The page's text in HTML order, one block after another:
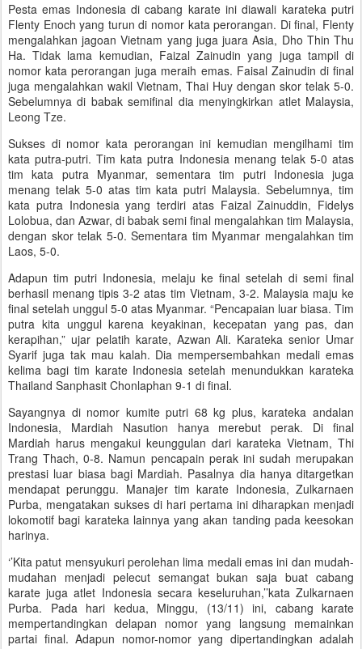
Pesta emas Indonesia di cabang karate ini diawali karateka putri
Flenty Enoch yang turun di nomor kata perorangan. Di final, Flenty
mengalahkan jagoan Vietnam yang juga juara Asia, Dho Thin Thu
Ha. Tidak lama kemudian, Faizal Zainudin yang juga tampil di
nomor kata perorangan juga meraih emas. Faisal Zainudin di final
juga mengalahkan wakil Vietnam, Thai Huy dengan skor telak 5-0.
Sebelumnya di babak semifinal dia menyingkirkan atlet Malaysia,
Leong Tze.
Sukses di nomor kata perorangan ini kemudian mengilhami tim
kata putra-putri. Tim kata putra Indonesia menang telak 5-0 atas
tim kata putra Myanmar, sementara tim putri Indonesia juga
menang telak 5-0 atas tim kata putri Malaysia. Sebelumnya, tim
kata putra Indonesia yang terdiri atas Faizal Zainuddin, Fidelys
Lolobua, dan Azwar, di babak semi final mengalahkan tim Malaysia,
dengan skor telak 5-0. Sementara tim Myanmar mengalahkan tim
Laos, 5-0.
Adapun tim putri Indonesia, melaju ke final setelah di semi final
berhasil menang tipis 3-2 atas tim Vietnam, 3-2. Malaysia maju ke
final setelah unggul 5-0 atas Myanmar. “Pencapaian luar biasa. Tim
putra kita unggul karena keyakinan, kecepatan yang pas, dan
kerapihan,” ujar pelatih karate, Azwan Ali. Karateka senior Umar
Syarif juga tak mau kalah. Dia mempersembahkan medali emas
kelima bagi tim karate Indonesia setelah menundukkan karateka
Thailand Sanphasit Chonlaphan 9-1 di final.
Sayangnya di nomor kumite putri 68 kg plus, karateka andalan
Indonesia, Mardiah Nasution hanya merebut perak. Di final
Mardiah harus mengakui keunggulan dari karateka Vietnam, Thi
Trang Thach, 0-8. Namun pencapain perak ini sudah merupakan
prestasi luar biasa bagi Mardiah. Pasalnya dia hanya ditargetkan
mendapat perunggu. Manajer tim karate Indonesia, Zulkarnaen
Purba, mengatakan sukses di hari pertama ini diharapkan menjadi
lokomotif bagi karateka lainnya yang akan tanding pada keesokan
harinya.
‘’Kita patut mensyukuri perolehan lima medali emas ini dan mudah-
mudahan menjadi pelecut semangat bukan saja buat cabang
karate juga atlet Indonesia secara keseluruhan,’’kata Zulkarnaen
Purba. Pada hari kedua, Minggu, (13/11) ini, cabang karate
mempertandingkan delapan nomor yang langsung memainkan
partai final. Adapun nomor-nomor yang dipertandingkan adalah